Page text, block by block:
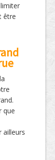
être
que
ailleurs